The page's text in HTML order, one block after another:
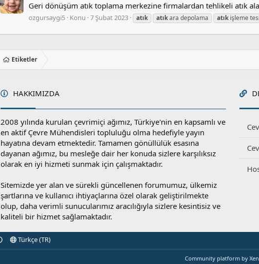
Geri dönüşüm atık toplama merkezine firmalardan tehlikeli atık
ozgursaygi5 Konu 7 Şubat 2023 atık atıkara depolama atık işleme
Etiketler
HAKKIMIZDA
2008 yılında kurulan çevrimiçi ağımız, Türkiye'nin en kapsamlı ve
en aktif Çevre Mühendisleri topluluğu olma hedefiyle yayın
hayatına devam etmektedir. Tamamen gönüllülük esasına
dayanan ağımız, bu mesleğe dair her konuda sizlere karşılıksız
olarak en iyi hizmeti sunmak için çalışmaktadır.
Sitemizde yer alan ve sürekli güncellenen forumumuz, ülkemiz
şartlarına ve kullanıcı ihtiyaçlarına özel olarak geliştirilmekte
olup, daha verimli sunucularımız aracılığıyla sizlere kesintisiz ve
kaliteli bir hizmet sağlamaktadır.
Türkçe (TR)
Community platform by